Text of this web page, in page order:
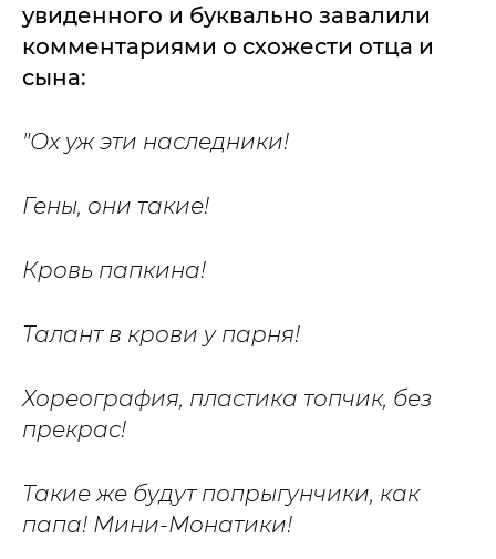
увиденного и буквально завалили
комментариями о схожести отца и
сына:
"Ох уж эти наследники!
Гены, они такие!
Кровь папкина!
Талант в крови у парня!
Хореография, пластика топчик, без
прекрас!
Такие же будут попрыгунчики, как
папа! Мини-Монатики!